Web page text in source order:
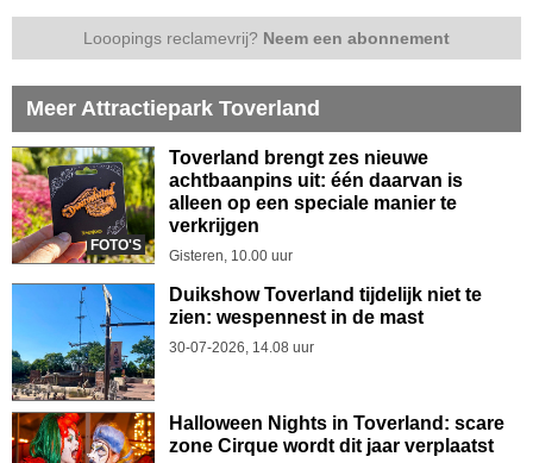
Looopings reclamevrij? Neem een abonnement
Meer Attractiepark Toverland
FOTO'S
Toverland brengt zes nieuwe
achtbaanpins uit: één daarvan is
alleen op een speciale manier te
verkrijgen
Gisteren, 10.00 uur
Duikshow Toverland tijdelijk niet te
zien: wespennest in de mast
30-07-2026, 14.08 uur
Halloween Nights in Toverland: scare
zone Cirque wordt dit jaar verplaatst